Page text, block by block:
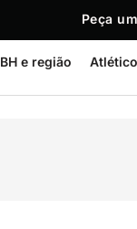
Peça
BH e região Atlético